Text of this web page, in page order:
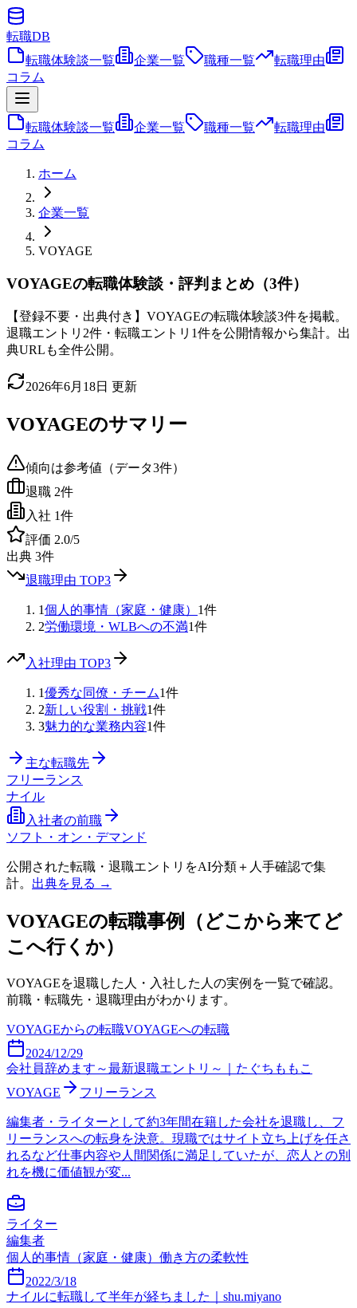
転職DB
転職体験談一覧
企業一覧 職種一覧
転職理由
コラム
転職体験談一覧 企業一覧 職種一覧
転職理由
コラム
ホーム
企業一覧
VOYAGE
VOYAGEの転職体験談・評判まとめ（3件）
【登録不要・出典付き】VOYAGEの転職体験談3件を掲載。
退職エントリ2件・転職エントリ1件を公開情報から集計。出
典URLも全件公開。
2026年6月18日 更新
VOYAGEのサマリー
傾向は参考値（データ3件）
退職 2件
入社 1件
評価 2.0/5
出典 3件
退職理由 TOP3
1個人的事情（家庭・健康） 1件
2労働環境・WLBへの不満1件
入社理由 TOP3
1優秀な同僚・チーム1件
2新しい役割・挑戦1件
3魅力的な業務内容1件
主な転職先
フリーランス
ナイル
入社者の前職
ソフト・オン・デマンド
公開された転職・退職エントリをAI分類＋人手確認で集
計。 出典を見る →
VOYAGEの転職事例（どこから来てど
こへ行くか）
VOYAGEを退職した人・入社した人の実例を一覧で確認。
前職・転職先・退職理由がわかります。
VOYAGEからの転職VOYAGEへの転職
2024/12/29
会社員辞めます～最新退職エントリ～｜たぐちももこ
VOYAGE
フリーランス
編集者・ライターとして約3年間在籍した会社を退職し、フ
リーランスへの転身を決意。現職ではサイト立ち上げを任さ
れるなど仕事内容や人間関係に満足していたが、恋人との別
れを機に価値観が変...
ライター
編集者
個人的事情（家庭・健康） 働き方の柔軟性
2022/3/18
ナイルに転職して半年が経ちました｜shu.miyano